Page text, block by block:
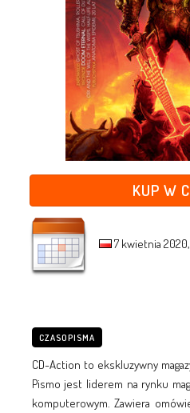
KUP W
7 kwietnia
CZASOPISMA
CD-Action to ekskluzywny
Pismo jest liderem na rynku
komputerowym. Zawiera